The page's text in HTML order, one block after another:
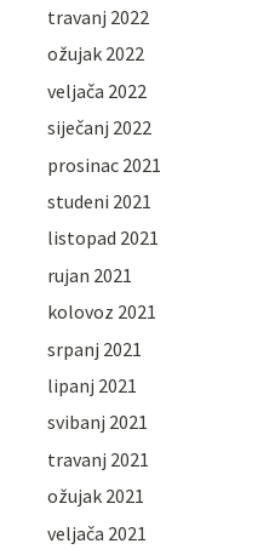
travanj 2022
ožujak 2022
veljača 2022
siječanj 2022
prosinac 2021
studeni 2021
listopad 2021
rujan 2021
kolovoz 2021
srpanj 2021
lipanj 2021
svibanj 2021
travanj 2021
ožujak 2021
veljača 2021